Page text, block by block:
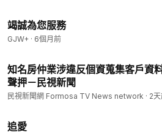
竭誠為您服務
GJW+ · 6個月前
知名房仲業涉違反個資蒐集客戶資
聲押－民視新聞
民視新聞網 Formosa TV News network · 2
追愛